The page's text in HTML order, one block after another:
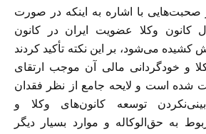
با اشاره به اینکه در صورت
کانون وکلا عضویت ایران در کانون
كشيده می‌شود، بر این نکته تأكيد کردند
و خودگردانی مالی آن موجب ارتقای
است و لایحه جامع از نظر فقدان
توسعه کانون‌های وکلا و
به حق‌الوکاله و موارد بسیار دیگر